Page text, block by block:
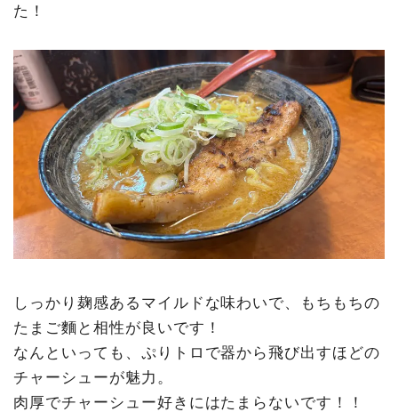
た！
しっかり麹感あるマイルドな味わいで、もちもちの
たまご麵と相性が良いです！
なんといっても、ぷりトロで器から飛び出すほどの
チャーシューが魅力。
肉厚でチャーシュー好きにはたまらないです！！